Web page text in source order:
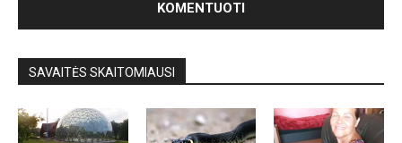
SAVAITĖS SKAITOMIAUSI